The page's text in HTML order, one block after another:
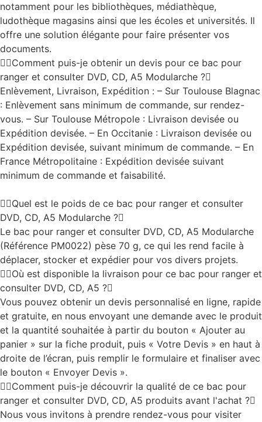
notamment pour les bibliothèques, médiathèque,
ludothèque magasins ainsi que les écoles et universités. Il
offre une solution élégante pour faire présenter vos
documents.
Comment puis-je obtenir un devis pour ce bac pour
ranger et consulter DVD, CD, A5 Modularche ?
Enlèvement, Livraison, Expédition : – Sur Toulouse Blagnac
: Enlèvement sans minimum de commande, sur rendez-
vous. – Sur Toulouse Métropole : Livraison devisée ou
Expédition devisée. – En Occitanie : Livraison devisée ou
Expédition devisée, suivant minimum de commande. – En
France Métropolitaine : Expédition devisée suivant
minimum de commande et faisabilité.
Quel est le poids de ce bac pour ranger et consulter
DVD, CD, A5 Modularche ?
Le bac pour ranger et consulter DVD, CD, A5 Modularche
(Référence PM0022) pèse 70 g, ce qui les rend facile à
déplacer, stocker et expédier pour vos divers projets.
Où est disponible la livraison pour ce bac pour ranger et
consulter DVD, CD, A5 ?
Vous pouvez obtenir un devis personnalisé en ligne, rapide
et gratuite, en nous envoyant une demande avec le produit
et la quantité souhaitée à partir du bouton « Ajouter au
panier » sur la fiche produit, puis « Votre Devis » en haut à
droite de l’écran, puis remplir le formulaire et finaliser avec
le bouton « Envoyer Devis ».
Comment puis-je découvrir la qualité de ce bac pour
ranger et consulter DVD, CD, A5 produits avant l'achat ?
Nous vous invitons à prendre rendez-vous pour visiter